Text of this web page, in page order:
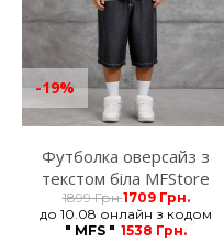
Футболка оверсайз з
текстом біла MFStore
1899 Грн.1709 Грн.
до 10.08 онлайн з кодом
" MFS " 1538 Грн.
-19%